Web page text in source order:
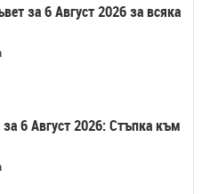
за 6 Август 2026 за всяка
6 Август 2026: Стъпка към